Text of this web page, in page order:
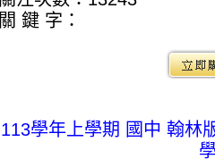
關 鍵 字：
113學年上學期 國中 翰林